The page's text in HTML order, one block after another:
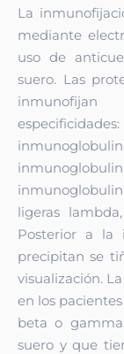
La
mediante
uso de
suero. Las
ligeras
Posterior a la
precipitan se
visualización.
en los
beta o
suero y que